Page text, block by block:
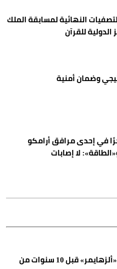
النهائية لمسابقة الملك
الدولية للقرآن
وضمان أمنية
في إحدى مرافق أرامكو
لا إصابات
تحليل دم يكشف الـ«ألزهايمر» قبل 10 سنوات من